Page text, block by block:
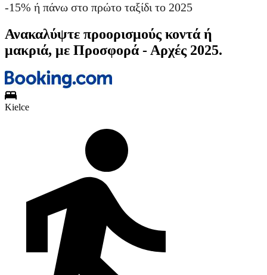
-15% ή πάνω στο πρώτο ταξίδι το 2025
Ανακαλύψτε προορισμούς κοντά ή
μακριά, με Προσφορά - Αρχές 2025.
Kielce